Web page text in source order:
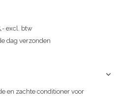
excl. btw
dag verzonden
en zachte conditioner voor